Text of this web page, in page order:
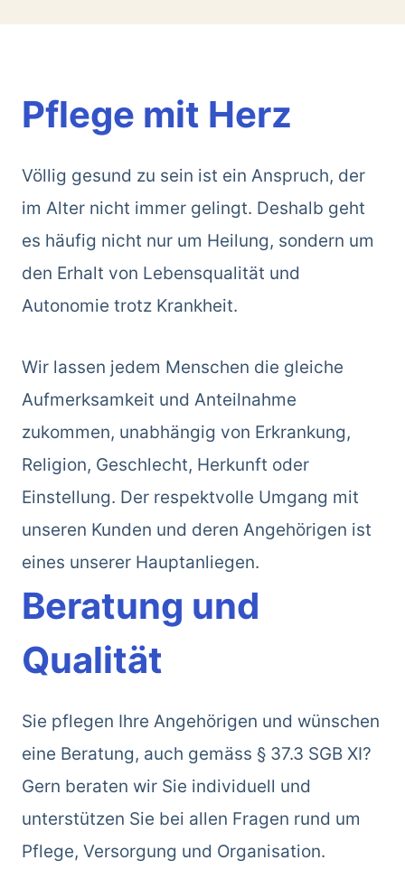
Pflege mit Herz
Völlig gesund zu sein ist ein Anspruch, der
im Alter nicht immer gelingt. Deshalb geht
es häufig nicht nur um Heilung, sondern um
den Erhalt von Lebensqualität und
Autonomie trotz Krankheit.
Wir lassen jedem Menschen die gleiche
Aufmerksamkeit und Anteilnahme
zukommen, unabhängig von Erkrankung,
Religion, Geschlecht, Herkunft oder
Einstellung. Der respektvolle Umgang mit
unseren Kunden und deren Angehörigen ist
eines unserer Hauptanliegen.
Beratung und
Qualität
Sie pflegen Ihre Angehörigen und wünschen
eine Beratung, auch gemäss § 37.3 SGB XI?
Gern beraten wir Sie individuell und
unterstützen Sie bei allen Fragen rund um
Pflege, Versorgung und Organisation.